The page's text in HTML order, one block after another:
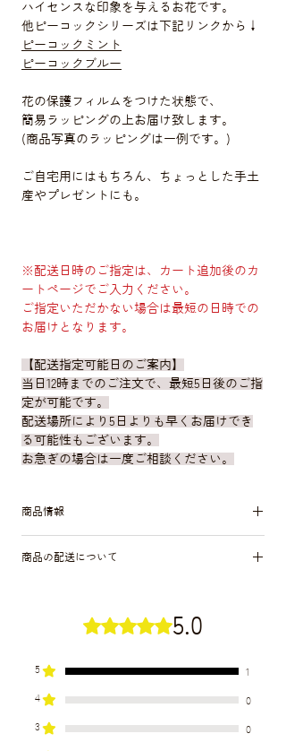
ハイセンスな印象を与えるお花です。
他ピーコックシリーズは下記リンクから↓
ピーコックミント
ピーコックブルー
花の保護フィルムをつけた状態で、
簡易ラッピングの上お届け致します。
(商品写真のラッピングは一例です。)
ご自宅用にはもちろん、ちょっとした手土
産やプレゼントにも。
※配送日時のご指定は、カート追加後のカ
ートページでご入力ください。
ご指定いただかない場合は最短の日時での
お届けとなります。
【配送指定可能日のご案内】
当日12時までのご注文で、最短5日後のご指
定が可能です。
配送場所により5日よりも早くお届けでき
る可能性もございます。
お急ぎの場合は一度ご相談ください。
商品情報
花丈40cm前後
⚫︎この商品は染めたお花です。染色液を茎
から吸わせているため、お花を触る際は手
気をつけください。皮膚についたものは石
鹸で洗う / 衣服についたものは洗濯する
れない場合もございますので、十分お気を
商品の配送について
す。1つの商品ごとに１箱での梱包になりま
北海道は +300円
沖縄は+450円いただきます。
5つ星のうち5と評価されていま
5.0
5 1
4 0
3 0